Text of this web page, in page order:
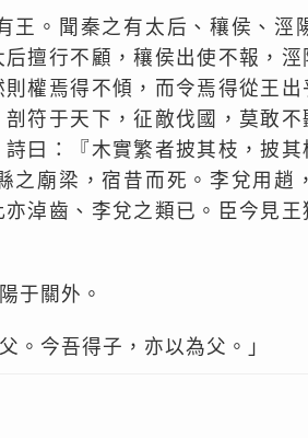
王。聞秦之有太后、穰侯、涇
擅行不顧，穰侯出使不報，
權焉得不傾，而令焉得從王出
符于天下，征敵伐國，莫敢
曰：『木實繁者披其枝，披
之廟梁，宿昔而死。李兌用趙
淖齒、李兌之類已。臣今見
于關外。
。今吾得子，亦以為父。」